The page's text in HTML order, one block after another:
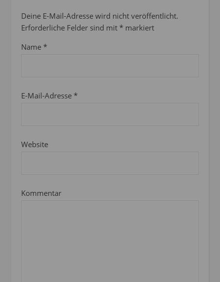
Deine E-Mail-Adresse wird nicht veröffentlicht.
Erforderliche Felder sind mit * markiert
Name *
E-Mail-Adresse *
Website
Kommentar